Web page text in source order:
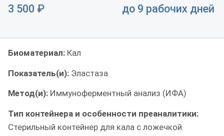
3 500 ₽ до 9 рабочих дней
Биоматериал: Кал
Показатель(и): Эластаза
Метод(и): Иммуноферментный анализ (ИФА)
Тип контейнера и особенности преаналитики:
Стерильный контейнер для кала с ложечкой